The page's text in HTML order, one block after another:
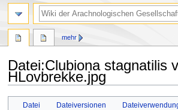
Datei:Clubiona stagnatilis
HLovbrekke.jpg
Datei Dateiversionen
mehr